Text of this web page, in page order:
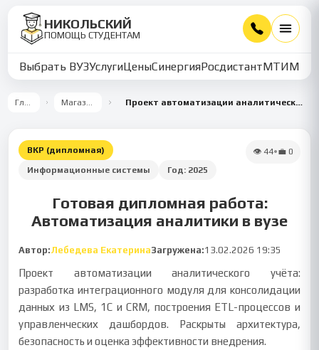
НИКОЛЬСКИЙ
ПОМОЩЬ СТУДЕНТАМ
Выбрать ВУЗУслугиЦеныСинергияРосдистантМТИММУ
Главная Магазин работ Проект автоматизации аналитического учёта в университете
ВКР (дипломная)
Информационные системы
Год: 2025
👁 44•💼 0
Готовая дипломная работа:
Автоматизация аналитики в вузе
Автор:Лебедева ЕкатеринаЗагружена:13.02.2026 19:35
Проект автоматизации аналитического учёта:
разработка интеграционного модуля для консолидации
данных из LMS, 1С и CRM, построения ETL-процессов и
управленческих дашбордов. Раскрыты архитектура,
безопасность и оценка эффективности внедрения.